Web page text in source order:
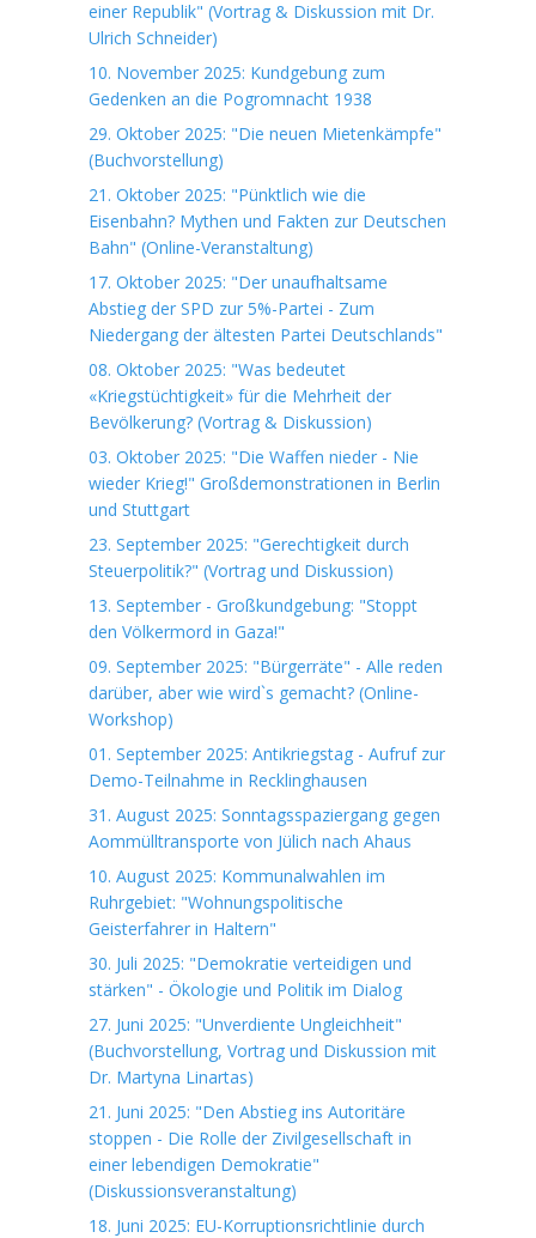
einer Republik" (Vortrag & Diskussion mit Dr.
Ulrich Schneider)
10. November 2025: Kundgebung zum
Gedenken an die Pogromnacht 1938
29. Oktober 2025: "Die neuen Mietenkämpfe"
(Buchvorstellung)
21. Oktober 2025: "Pünktlich wie die
Eisenbahn? Mythen und Fakten zur Deutschen
Bahn" (Online-Veranstaltung)
17. Oktober 2025: "Der unaufhaltsame
Abstieg der SPD zur 5%-Partei - Zum
Niedergang der ältesten Partei Deutschlands"
08. Oktober 2025: "Was bedeutet
«Kriegstüchtigkeit» für die Mehrheit der
Bevölkerung? (Vortrag & Diskussion)
03. Oktober 2025: "Die Waffen nieder - Nie
wieder Krieg!" Großdemonstrationen in Berlin
und Stuttgart
23. September 2025: "Gerechtigkeit durch
Steuerpolitik?" (Vortrag und Diskussion)
13. September - Großkundgebung: "Stoppt
den Völkermord in Gaza!"
09. September 2025: "Bürgerräte" - Alle reden
darüber, aber wie wird`s gemacht? (Online-
Workshop)
01. September 2025: Antikriegstag - Aufruf zur
Demo-Teilnahme in Recklinghausen
31. August 2025: Sonntagsspaziergang gegen
Aommülltransporte von Jülich nach Ahaus
10. August 2025: Kommunalwahlen im
Ruhrgebiet: "Wohnungspolitische
Geisterfahrer in Haltern"
30. Juli 2025: "Demokratie verteidigen und
stärken" - Ökologie und Politik im Dialog
27. Juni 2025: "Unverdiente Ungleichheit"
(Buchvorstellung, Vortrag und Diskussion mit
Dr. Martyna Linartas)
21. Juni 2025: "Den Abstieg ins Autoritäre
stoppen - Die Rolle der Zivilgesellschaft in
einer lebendigen Demokratie"
(Diskussionsveranstaltung)
18. Juni 2025: EU-Korruptionsrichtlinie durch